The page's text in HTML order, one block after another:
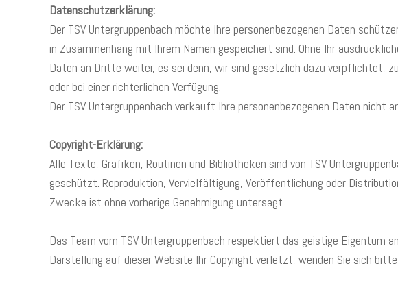
Datenschutzerklärung:
Der TSV Untergruppenbach möchte Ihre personenbezogenen Daten
in Zusammenhang mit Ihrem Namen gespeichert sind. Ohne Ihr
Daten an Dritte weiter, es sei denn, wir sind gesetzlich dazu verpflichtet,
oder bei einer richterlichen Verfügung.
Der TSV Untergruppenbach verkauft Ihre personenbezogenen Daten nicht
Copyright-Erklärung:
Alle Texte, Grafiken, Routinen und Bibliotheken sind von TSV
geschützt. Reproduktion, Vervielfältigung, Veröffentlichung oder
Zwecke ist ohne vorherige Genehmigung untersagt.
Das Team vom TSV Untergruppenbach respektiert das geistige Eigentum
Darstellung auf dieser Website Ihr Copyright verletzt, wenden Sie sich